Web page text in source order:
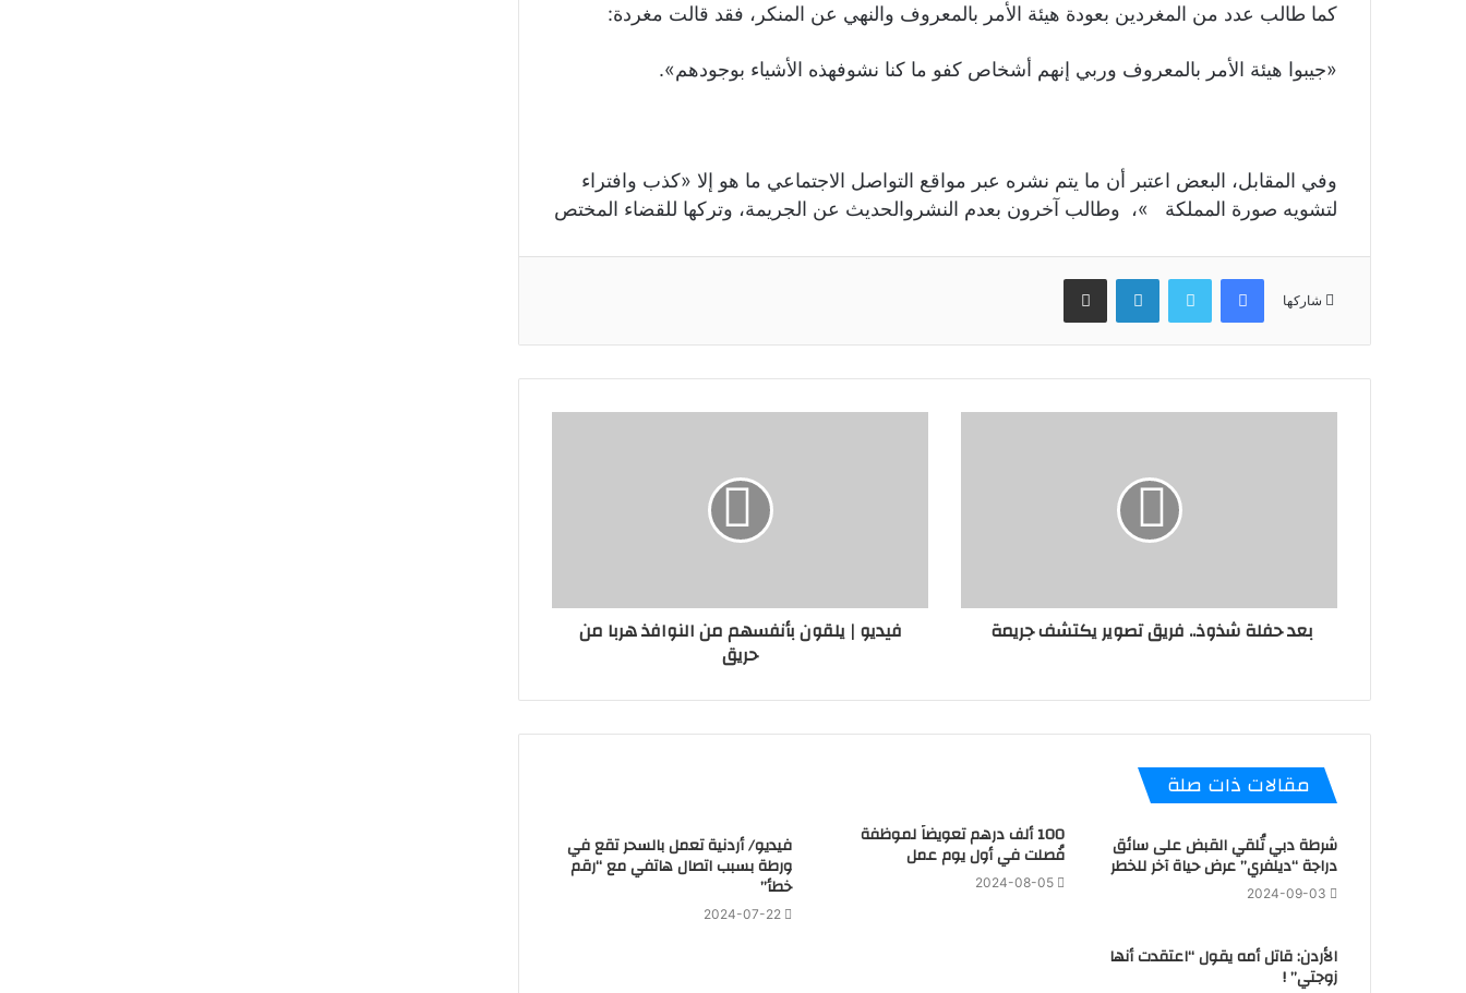
كما طالب عدد من المغردين بعودة هيئة الأمر بالمعروف والنهي عن المنكر، فقد قالت مغردة:
«جيبوا هيئة الأمر بالمعروف وربي إنهم أشخاص كفو ما كنا نشوفهذه الأشياء بوجودهم».
وفي المقابل، البعض اعتبر أن ما يتم نشره عبر مواقع التواصل الاجتماعي ما هو إلا «كذب وافتراء
لتشويه صورة المملكة »، وطالب آخرون بعدم النشروالحديث عن الجريمة، وتركها للقضاء المختص
شاركها
فيسبوك تويتر لينكدإن مشاركة عبر البريد
بعد حفلة شذوذ.. فريق تصوير يكتشف جريمة فيديو | يلقون بأنفسهم من النوافذ هربا من
حريق
مقالات ذات صلة
شرطة دبي تُلقي القبض على سائق
دراجة “ديلفري” عرض حياة آخر للخطر
2024-09-03
100 ألف درهم تعويضاً لموظفة
فُصلت في أول يوم عمل
2024-08-05
فيديو/ أردنية تعمل بالسحر تقع في
ورطة بسبب اتصال هاتفي مع “رقم
خطأ”
2024-07-22
الأردن: قاتل أمه يقول “اعتقدت أنها
زوجتي” !